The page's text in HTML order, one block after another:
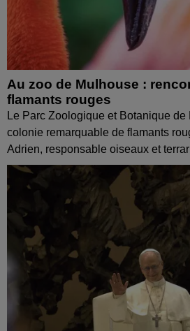
Au zoo de Mulhouse :
flamants rouges
Le Parc Zoologique et Botanique
colonie remarquable de flamants
Adrien, responsable oiseaux et